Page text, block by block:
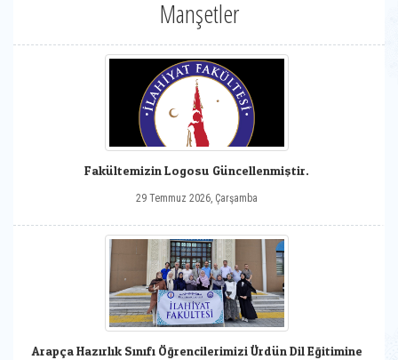
Manşetler
Fakültemizin Logosu Güncellenmiştir.
29 Temmuz 2026, Çarşamba
Arapça Hazırlık Sınıfı Öğrencilerimizi Ürdün Dil Eğitimine